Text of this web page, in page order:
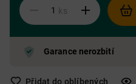
ks
Garance nerozbití
Přidat do oblíbených